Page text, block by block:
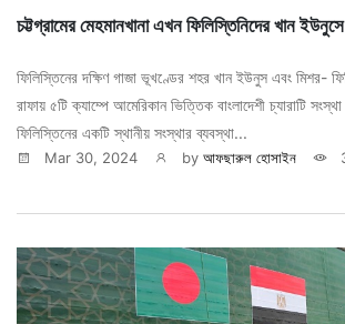
চট্টগ্রামের মেহমানখানা এখন ফিলিস্তিনিদের খান ইউনুসে
ফিলিস্তিনের দক্ষিণ গাজা ভূখণ্ডের শহর খান ইউনুস এবং মিশর-
রাফায় ৫টি ক্যাম্পে আমেরিকান ভিত্তিক বাংলাদেশী চ্যারাটি
ফিলিস্তিনের একটি স্থানীয় সংস্থার ব্যবস্থা...
Mar 30, 2024 by আফছারুল হোসাইন